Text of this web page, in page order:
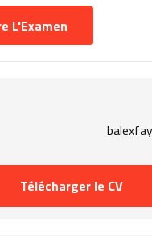
Télécharger le CV